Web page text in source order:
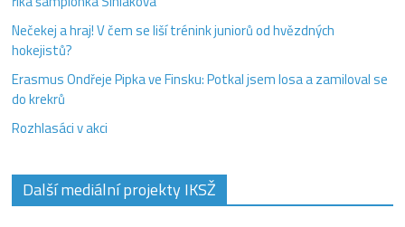
Nečekej a hraj! V čem se liší trénink juniorů od hvězdných
hokejistů?
Erasmus Ondřeje Pipka ve Finsku: Potkal jsem losa a zamiloval se
do krekrů
Rozhlasáci v akci
Další mediální projekty IKSŽ